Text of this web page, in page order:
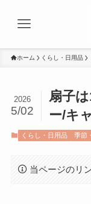
ホーム くらし・日用品
扇子
ー/キ
2026
5/02
くらし・日用品 季節
当ページのリ